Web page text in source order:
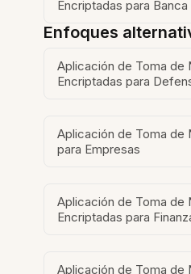
Encriptadas para Banca
Enfoques
Aplicación de Toma de
Encriptadas para
Aplicación de Toma de
para Empresas
Aplicación de Toma de
Encriptadas para
Aplicación de Toma de